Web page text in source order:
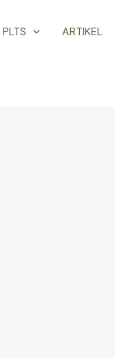
PLTS ARTIKEL